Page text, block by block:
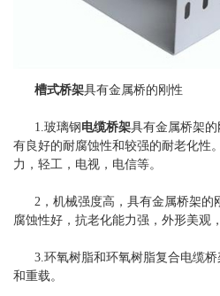
槽式桥架具有金属桥的刚性
1.玻璃钢 电缆桥架具有金属桥架
有良好的耐腐蚀性和较强的耐老化性
力，轻工，电视，电信等。
2，机械强度高，具有金属桥架的
腐蚀性好，抗老化能力强，外形美观
3.环氧树脂和环氧树脂复合电缆桥
和重载。